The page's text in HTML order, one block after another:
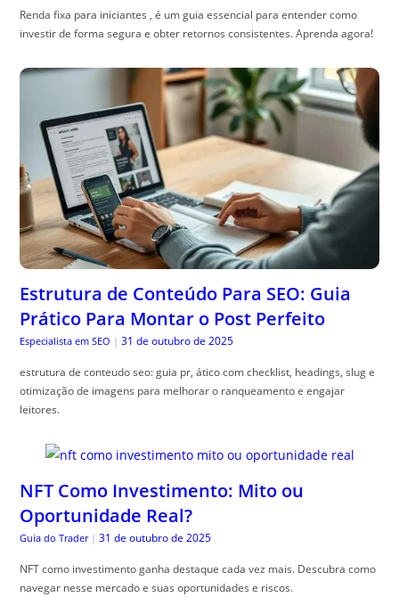
Renda fixa para iniciantes , é um guia essencial para entender como
investir de forma segura e obter retornos consistentes. Aprenda agora!
Estrutura de Conteúdo Para SEO: Guia
Prático Para Montar o Post Perfeito
Especialista em SEO | 31 de outubro de 2025
estrutura de conteudo seo: guia pr, ático com checklist, headings, slug e
otimização de imagens para melhorar o ranqueamento e engajar
leitores.
NFT Como Investimento: Mito ou
Oportunidade Real?
Guia do Trader | 31 de outubro de 2025
NFT como investimento ganha destaque cada vez mais. Descubra como
navegar nesse mercado e suas oportunidades e riscos.